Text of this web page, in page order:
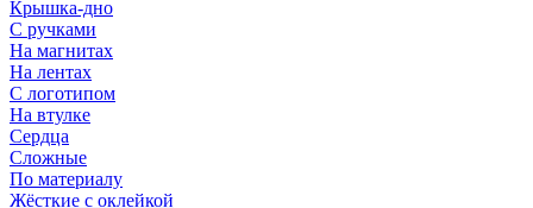
Крышка-дно
С ручками
На магнитах
На лентах
С логотипом
На втулке
Сердца
Сложные
По материалу
Жёсткие с оклейкой